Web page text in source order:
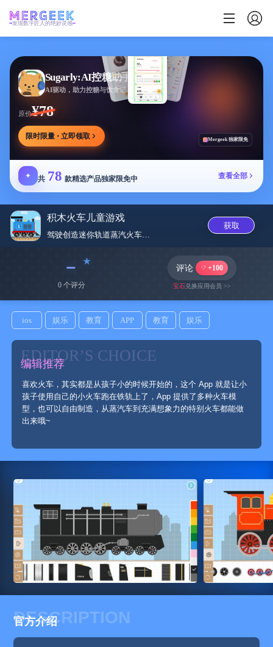
发现数字匠人的绝妙灵感
Sugarly:AI控糖助手
AI驱动，助力控糖与饮食记录，提供个性化建议
原价¥78
限时限量 · 立即领取 Mergeek 独家限免
✦ 共 78 款精选产品独家限免中 查看全部
积木火车儿童游戏
驾驶创造迷你轨道蒸汽火车世界的...
获取
﹣
0 个评分
评论 +100
宝石兑换应用会员 >>
ios 娱乐 教育 APP 教育 娱乐
EDITOR’S CHOICE
编辑推荐
喜欢火车，其实都是从孩子小的时候开始的，这个 App 就是让小
孩子使用自己的小火车跑在铁轨上了，App 提供了多种火车模
型，也可以自由制造，从蒸汽车到充满想象力的特别火车都能做
出来哦~
DESCRIPTION
官方介绍